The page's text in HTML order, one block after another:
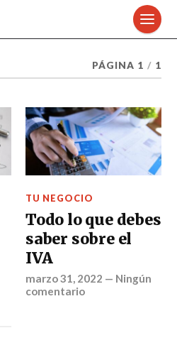
PÁGINA 1 / 1
TU NEGOCIO
Todo lo que debes
saber sobre el
IVA
marzo 31, 2022 — Ningún
comentario